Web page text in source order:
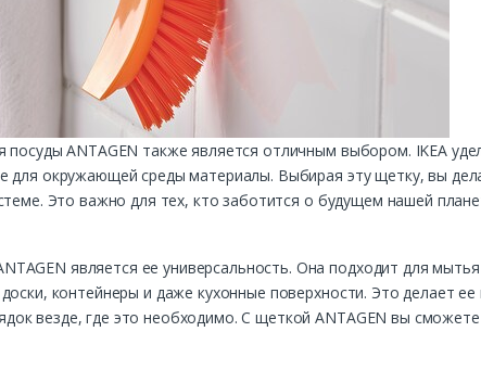
ANTAGEN также является отличным выбором. IKEA
для окружающей среды материалы. Выбирая эту щетку, вы
Это важно для тех, кто заботится о будущем нашей
является ее универсальность. Она подходит для
контейнеры и даже кухонные поверхности. Это делает
везде, где это необходимо. С щеткой ANTAGEN вы